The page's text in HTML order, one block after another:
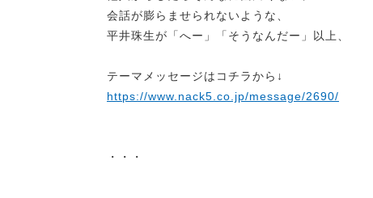
会話が膨らませられないような、
平井珠生が「へー」「そうなんだー」以上、
テーマメッセージはコチラから↓
https://www.nack5.co.jp/message/2690/
・・・